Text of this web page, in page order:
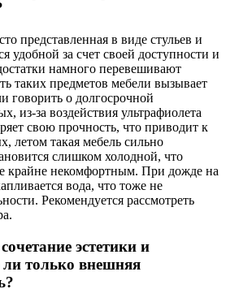
представленная в виде стульев и
удобной за счет своей доступности и
намного перевешивают
таких предметов мебели вызывает
говорить о долгосрочной
из-за воздействия ультрафиолета
свою прочность, что приводит к
летом такая мебель сильно
слишком холодной, что
крайне некомфортным. При дожде на
вода, что тоже не
Рекомендуется рассмотреть
эстетики и
только внешняя